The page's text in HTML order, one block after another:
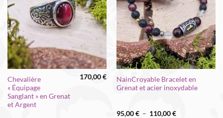
à la liste
d’envies
Chevalière
« Équipage
Sanglant » en Grenat
et Argent
170,00€
à la liste
d’envies
NainCroyable Bracelet en
Grenat et acier inoxydable
95,00€ – 110,00€Plage